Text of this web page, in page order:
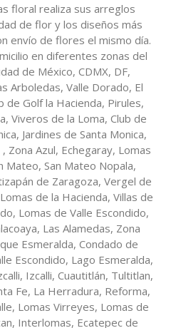
floral realiza sus arreglos
de flor y los diseños más
envío de flores el mismo día.
en diferentes zonas del
de México, CDMX, DF,
Arboledas, Valle Dorado, El
de Golf la Hacienda, Pirules,
Viveros de la Loma, Club de
Jardines de Santa Monica,
Zona Azul, Echegaray, Lomas
Mateo, San Mateo Nopala,
de Zaragoza, Vergel de
de la Hacienda, Villas de
Lomas de Valle Escondido,
Las Alamedas, Zona
Esmeralda, Condado de
Escondido, Lago Esmeralda,
Izcalli, Cuautitlán, Tultitlan,
Fe, La Herradura, Reforma,
Lomas Virreyes, Lomas de
Interlomas, Ecatepec de